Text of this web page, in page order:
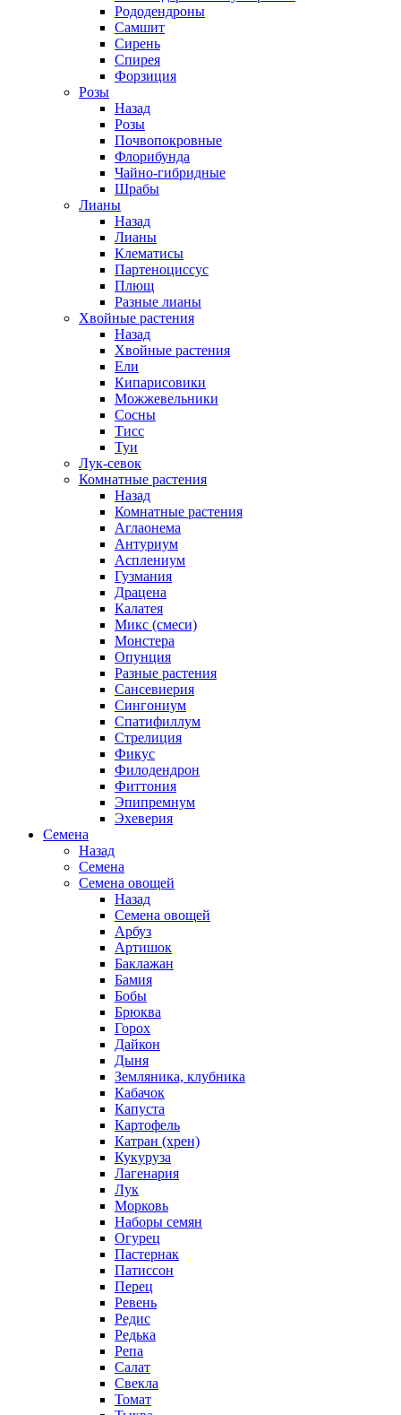
Рододендроны
Самшит
Сирень
Спирея
Форзиция
Розы
Назад
Розы
Почвопокровные
Флорибунда
Чайно-гибридные
Шрабы
Лианы
Назад
Лианы
Клематисы
Партеноциссус
Плющ
Разные лианы
Хвойные растения
Назад
Хвойные растения
Ели
Кипарисовики
Можжевельники
Сосны
Тисс
Туи
Лук-севок
Комнатные растения
Назад
Комнатные растения
Аглаонема
Антуриум
Асплениум
Гузмания
Драцена
Калатея
Микс (смеси)
Монстера
Опунция
Разные растения
Сансевиерия
Сингониум
Спатифиллум
Стрелиция
Фикус
Филодендрон
Фиттония
Эпипремнум
Эхеверия
Семена
Назад
Семена
Семена овощей
Назад
Семена овощей
Арбуз
Артишок
Баклажан
Бамия
Бобы
Брюква
Горох
Дайкон
Дыня
Земляника, клубника
Кабачок
Капуста
Картофель
Катран (хрен)
Кукуруза
Лагенария
Лук
Морковь
Наборы семян
Огурец
Пастернак
Патиссон
Перец
Ревень
Редис
Редька
Репа
Салат
Свекла
Томат